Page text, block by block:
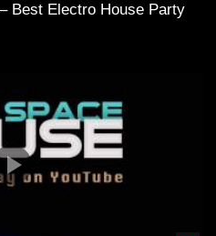
Best Electro House Party